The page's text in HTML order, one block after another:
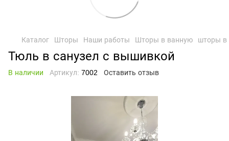
Каталог Шторы Наши работы Шторы в ванную шторы в
Тюль в санузел с вышивкой
В наличии Артикул: 7002 Оставить отзыв